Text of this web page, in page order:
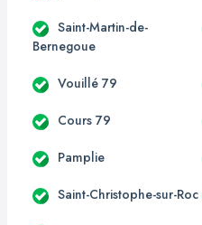
Saint-Martin-de-
Bernegoue
Vouillé 79
Cours 79
Pamplie
Saint-Christophe-sur-Roc